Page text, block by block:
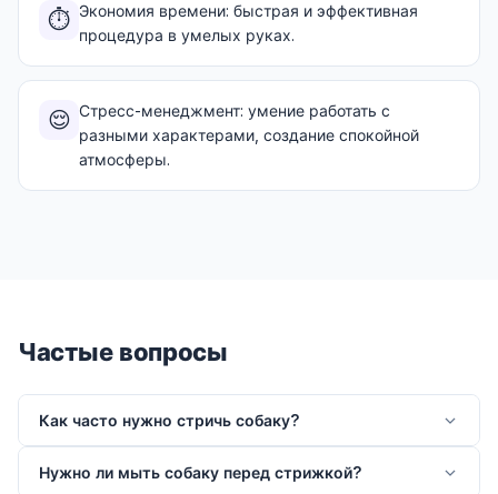
⏱️ Экономия времени: быстрая и эффективная
процедура в умелых руках.
😌 Стресс-менеджмент: умение работать с
разными характерами, создание спокойной
атмосферы.
Частые вопросы
Как часто нужно стричь собаку?
Нужно ли мыть собаку перед стрижкой?